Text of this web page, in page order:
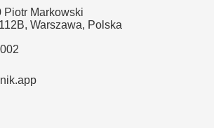
Piotr Markowski
Warszawa, Polska